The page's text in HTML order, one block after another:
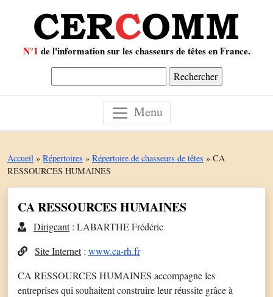
N°1 de l'information sur les chasseurs de têtes en France.
Menu
Accueil » Répertoires » Répertoire de chasseurs de têtes » CA
RESSOURCES HUMAINES
CA RESSOURCES HUMAINES
Dirigeant: LABARTHE Frédéric
Site Internet: www.ca-rh.fr
CA RESSOURCES HUMAINES accompagne les
entreprises qui souhaitent construire leur réussite grâce à